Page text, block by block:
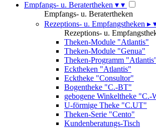
Empfangs- u. Beratertheken ▾ ▾
Empfangs- u. Beratertheken
Rezeptions- u. Empfangstheken ▸
Rezeptions- u.
Theken-Module "Atlantis"
Theken-Module "Genua"
Theken-Programm
Ecktheken "Atlantis"
Ecktheke "Consultor"
Bogentheke "C.-BT"
gebogene Winkeltheke "C.-
U-förmige Theke "C.UT"
Theken-Serie "Cento"
Kundenberatungs-Tisch